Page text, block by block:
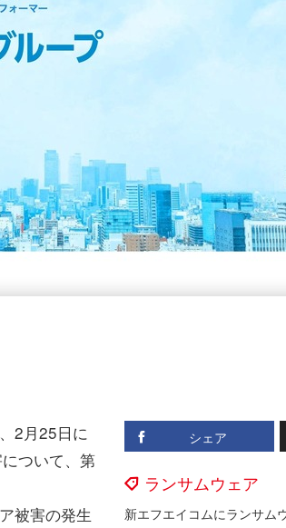
シェア
ランサムウェア
2月25日に
ついて、第
被害の発生